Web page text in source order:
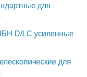
для
D/LС усиленные
для